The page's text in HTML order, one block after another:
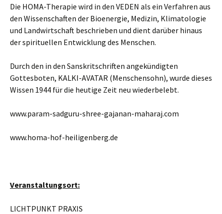
Die HOMA-Therapie wird in den VEDEN als ein Verfahren aus
den Wissenschaften der Bioenergie, Medizin, Klimatologie
und Landwirtschaft beschrieben und dient darüber hinaus
der spirituellen Entwicklung des Menschen.
Durch den in den Sanskritschriften angekündigten
Gottesboten, KALKI-AVATAR (Menschensohn), wurde dieses
Wissen 1944 für die heutige Zeit neu wiederbelebt.
www.param-sadguru-shree-gajanan-maharaj.com
www.homa-hof-heiligenberg.de
Veranstaltungsort:
LICHTPUNKT PRAXIS